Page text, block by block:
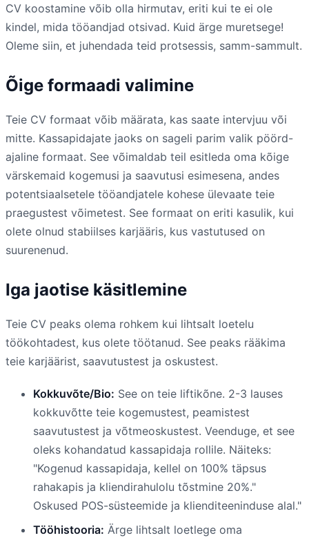
CV koostamine võib olla hirmutav, eriti kui te ei ole
kindel, mida tööandjad otsivad. Kuid ärge muretsege!
Oleme siin, et juhendada teid protsessis, samm-sammult.
Õige formaadi valimine
Teie CV formaat võib määrata, kas saate intervjuu või
mitte. Kassapidajate jaoks on sageli parim valik pöörd-
ajaline formaat. See võimaldab teil esitleda oma kõige
värskemaid kogemusi ja saavutusi esimesena, andes
potentsiaalsetele tööandjatele kohese ülevaate teie
praegustest võimetest. See formaat on eriti kasulik, kui
olete olnud stabiilses karjääris, kus vastutused on
suurenenud.
Iga jaotise käsitlemine
Teie CV peaks olema rohkem kui lihtsalt loetelu
töökohtadest, kus olete töötanud. See peaks rääkima
teie karjäärist, saavutustest ja oskustest.
Kokkuvõte/Bio: See on teie liftikõne. 2-3 lauses
kokkuvõtte teie kogemustest, peamistest
saavutustest ja võtmeoskustest. Veenduge, et see
oleks kohandatud kassapidaja rollile. Näiteks:
"Kogenud kassapidaja, kellel on 100% täpsus
rahakapis ja kliendirahulolu tõstmine 20%."
Oskused POS-süsteemide ja klienditeeninduse alal."
Tööhistooria: Ärge lihtsalt loetlege oma